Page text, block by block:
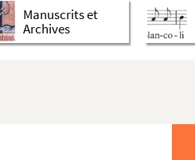
Manuscrits et
Archives